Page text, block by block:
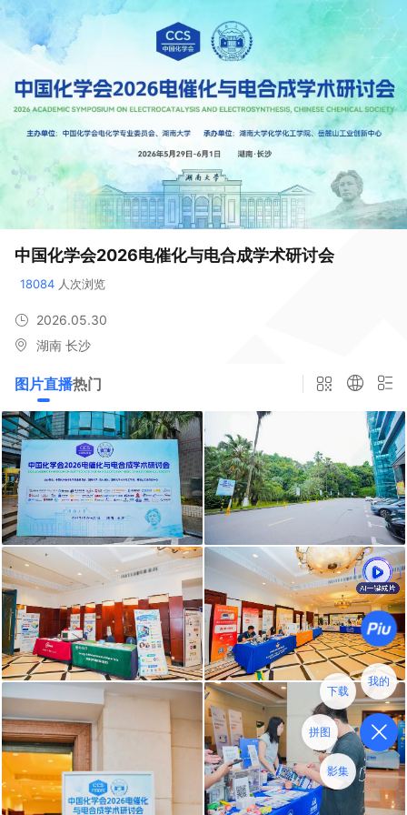
中国化学会2026电催化与电合成学术研讨会
18084 人次浏览
2026.05.30
湖南 长沙
图片直播热门
我的
下载
拼图
影集